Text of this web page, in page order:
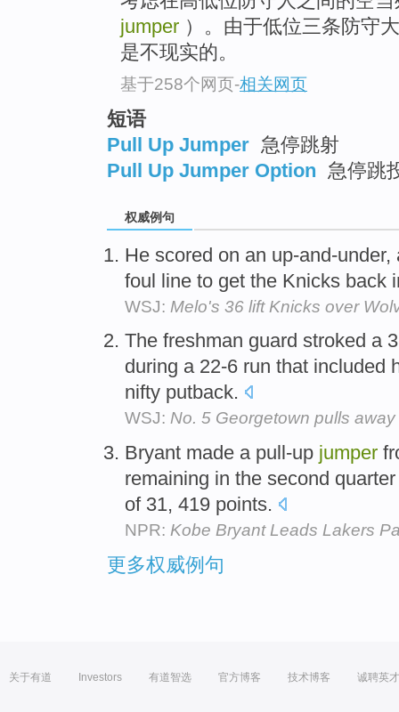
jumper ）。由于低位三条防守
是不现实的。
基于258个网页-相关网页
短语
Pull Up Jumper 急停跳射
Pull Up Jumper Option 急停跳
权威例句
He scored on an up-and-
foul line to get the Knicks back
WSJ: Melo's 36 lift Knicks over
The freshman guard stroked a
during a 22-6 run that included
nifty putback.
WSJ: No. 5 Georgetown pulls
Bryant made a pull-up jumper
remaining in the second
of 31, 419 points.
NPR: Kobe Bryant Leads Lakers
更多权威例句
关于有道 Investors 有道智选 官方博客 技术博客 诚聘英才